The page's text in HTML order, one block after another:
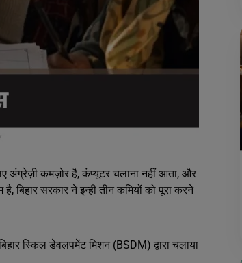
अंग्रेज़ी कमज़ोर है, कंप्यूटर चलाना नहीं आता, और
सरकार ने इन्ही तीन कमियों को पूरा करने
स्किल डेवलपमेंट मिशन (BSDM) द्वारा चलाया